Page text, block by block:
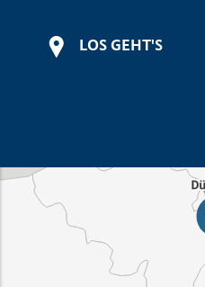
LOS GEHT'S